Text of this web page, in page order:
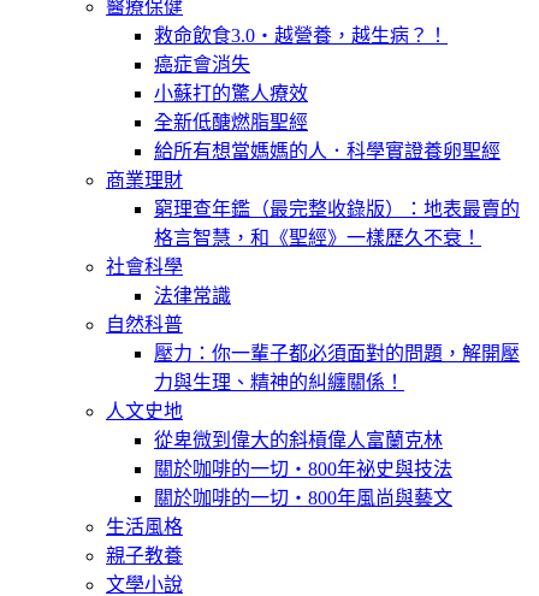
醫療保健
救命飲食3.0‧越營養，越生病？！
癌症會消失
小蘇打的驚人療效
全新低醣燃脂聖經
給所有想當媽媽的人．科學實證養卵聖經
商業理財
窮理查年鑑（最完整收錄版）：地表最賣的
格言智慧，和《聖經》一樣歷久不衰！
社會科學
法律常識
自然科普
壓力：你一輩子都必須面對的問題，解開壓
力與生理、精神的糾纏關係！
人文史地
從卑微到偉大的斜槓偉人富蘭克林
關於咖啡的一切‧800年祕史與技法
關於咖啡的一切‧800年風尚與藝文
生活風格
親子教養
文學小說